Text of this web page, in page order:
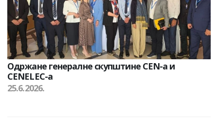
Одржане генералне скупштине CEN-а и
CENELEC-а
25.6.2026.